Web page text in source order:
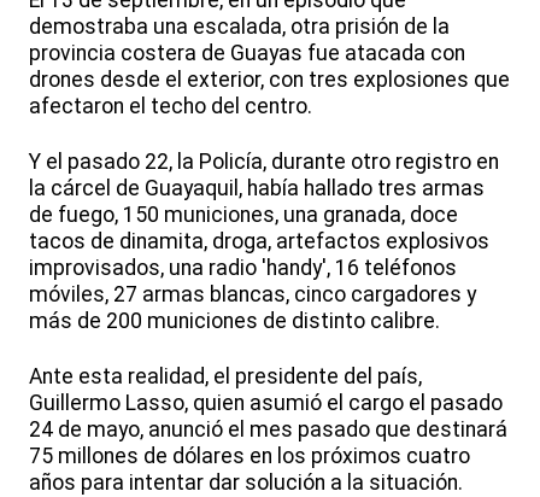
demostraba una escalada, otra prisión de la
provincia costera de Guayas fue atacada con
drones desde el exterior, con tres explosiones que
afectaron el techo del centro.
Y el pasado 22, la Policía, durante otro registro en
la cárcel de Guayaquil, había hallado tres armas
de fuego, 150 municiones, una granada, doce
tacos de dinamita, droga, artefactos explosivos
improvisados, una radio 'handy', 16 teléfonos
móviles, 27 armas blancas, cinco cargadores y
más de 200 municiones de distinto calibre.
Ante esta realidad, el presidente del país,
Guillermo Lasso, quien asumió el cargo el pasado
24 de mayo, anunció el mes pasado que destinará
75 millones de dólares en los próximos cuatro
años para intentar dar solución a la situación.